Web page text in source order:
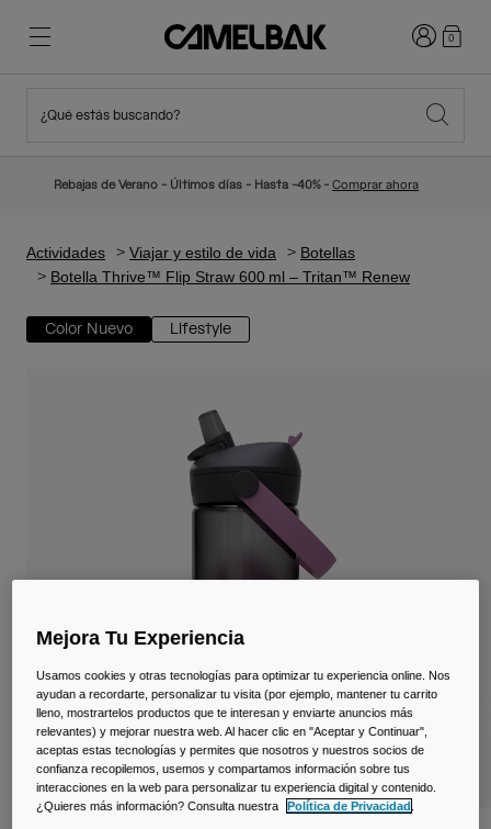
Novedades
Mochilas Hidratación
Riñoneras
Bolsas Bici
Bolsas Hidratación
Accessorios
Ver todo
Senderismo
Viajar y estilo de vida
Adiós a los desechables
Iniciar0
¿Qué estás buscando?
Rebajas de Verano - Últimos días - Hasta -40% -Comprar ahora
Actividades Viajar y estilo de vida
Botellas
Botella Thrive™ Flip Straw 600 ml – Tritan™ Renew
Color Nuevo Lifestyle
Mejora Tu Experiencia
Usamos cookies y otras tecnologías para optimizar tu experiencia online. Nos
ayudan a recordarte, personalizar tu visita (por ejemplo, mantener tu carrito
lleno, mostrartelos productos que te interesan y enviarte anuncios más
relevantes) y mejorar nuestra web. Al hacer clic en "Aceptar y Continuar",
aceptas estas tecnologías y permites que nosotros y nuestros socios de
confianza recopilemos, usemos y compartamos información sobre tus
interacciones en la web para personalizar tu experiencia digital y contenido.
¿Quieres más información? Consulta nuestra
Política de Privacidad